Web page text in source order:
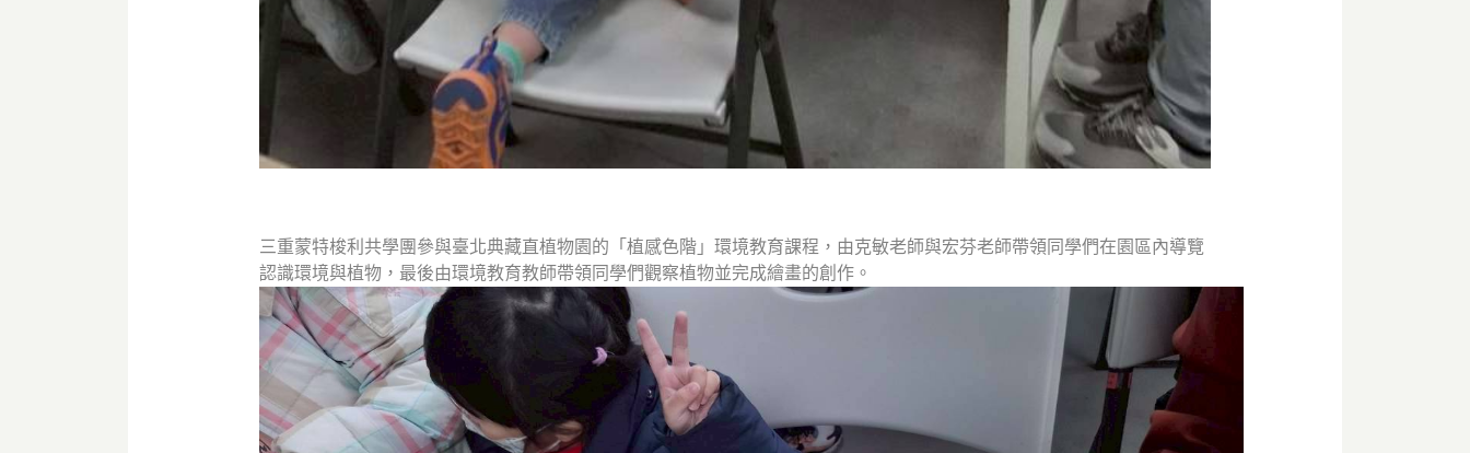
三重蒙特梭利共學團參與臺北典藏直植物園的「植感色階」環境教育課程，由克敏老師與宏芬老師帶領同學們在園區內導覽
認識環境與植物，最後由環境教育教師帶領同學們觀察植物並完成繪畫的創作。